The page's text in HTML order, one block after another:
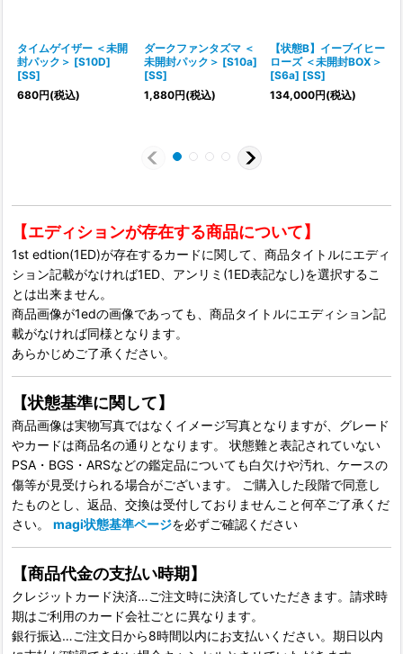
タイムゲイザー ＜未開
封パック＞ [S10D]
[SS]
680円(税込)
ダークファンタズマ ＜
未開封パック＞ [S10a]
[SS]
1,880円(税込)
【状態B】イーブイヒー
ローズ ＜未開封BOX＞
[S6a] [SS]
134,000円(税込)
【エディションが存在する商品について】
1st edtion(1ED)が存在するカードに関して、商品タイトルにエディ
ション記載がなければ1ED、アンリミ(1ED表記なし)を選択するこ
とは出来ません。
商品画像が1edの画像であっても、商品タイトルにエディション記
載がなければ同様となります。
あらかじめご了承ください。
【状態基準に関して】
商品画像は実物写真ではなくイメージ写真となりますが、グレード
やカードは商品名の通りとなります。 状態難と表記されていない
PSA・BGS・ARSなどの鑑定品についても白欠けや汚れ、ケースの
傷等が見受けられる場合がございます。 ご購入した段階で同意し
たものとし、返品、交換は受付しておりませんこと何卒ご了承くだ
さい。 magi状態基準ページを必ずご確認ください
【商品代金の支払い時期】
クレジットカード決済…ご注文時に決済していただきます。請求時
期はご利用のカード会社ごとに異なります。
銀行振込…ご注文日から8時間以内にお支払いください。期日以内